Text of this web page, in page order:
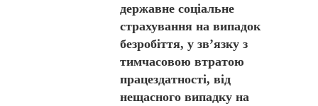
державне соціальне
страхування на випадок
безробіття, у зв’язку з
тимчасовою втратою
працездатності, від
нещасного випадку на